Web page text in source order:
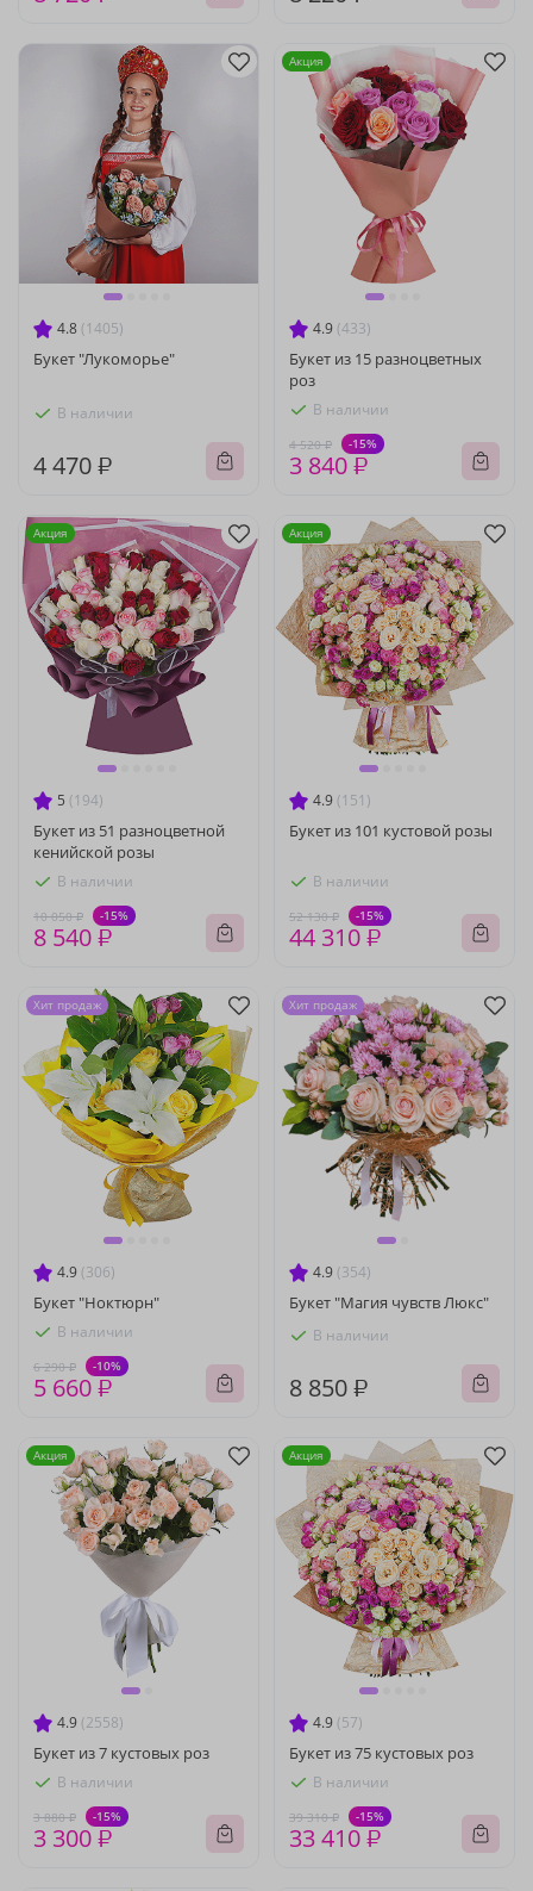
4.8 (1405)
Букет "Лукоморье"
В наличии
4 470 ₽
4.9 (433)
Букет из 15 разноцветных
роз
В наличии
4 520 ₽ -15%
3 840 ₽
Акция
5 (194)
Букет из 51 разноцветной
кенийской розы
В наличии
10 050 ₽ -15%
8 540 ₽
Акция
4.9 (151)
Букет из 101 кустовой розы
В наличии
52 130 ₽ -15%
44 310 ₽
Акция
4.9 (306)
Букет "Ноктюрн"
В наличии
6 290 ₽ -10%
5 660 ₽
Хит продаж
4.9 (354)
Букет "Магия чувств Люкс"
В наличии
8 850 ₽
Хит продаж
4.9 (2558)
Букет из 7 кустовых роз
В наличии
3 880 ₽ -15%
3 300 ₽
Акция
4.9 (57)
Букет из 75 кустовых роз
В наличии
39 310 ₽ -15%
33 410 ₽
Акция